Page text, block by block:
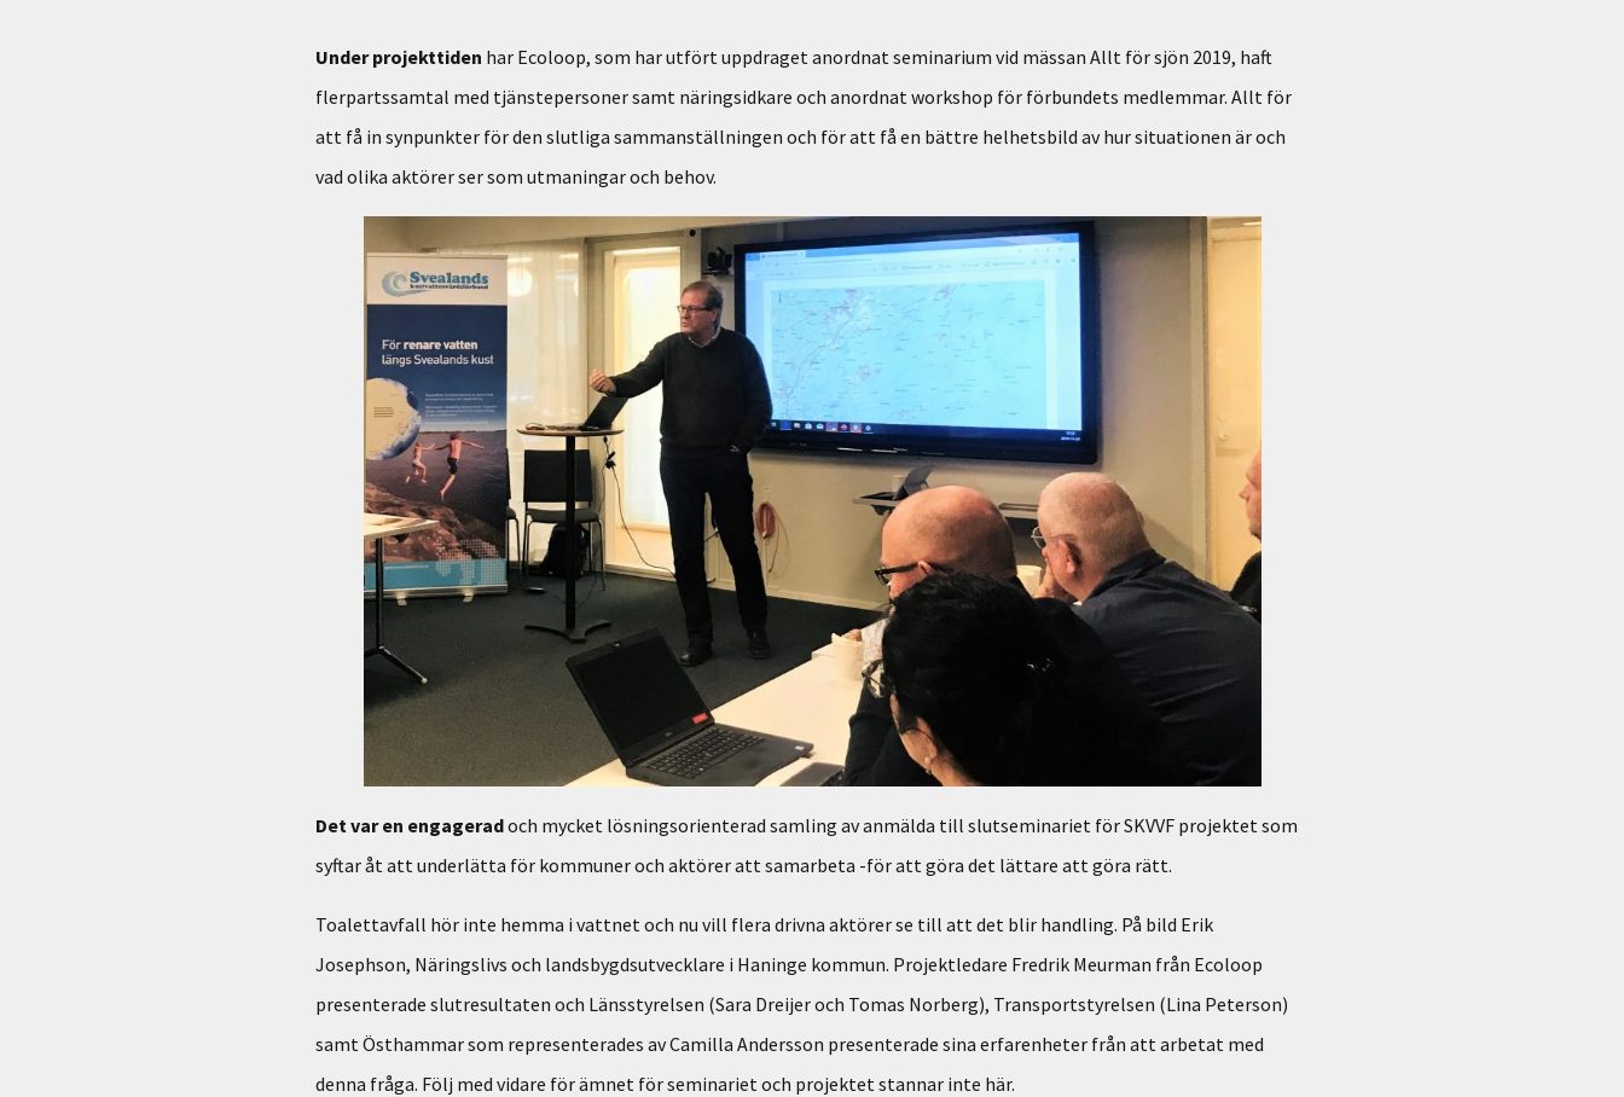
Under projekttiden har Ecoloop, som har utfört uppdraget anordnat seminarium vid mässan Allt för sjön 2019, haft
flerpartssamtal med tjänstepersoner samt näringsidkare och anordnat workshop för förbundets medlemmar. Allt för
att få in synpunkter för den slutliga sammanställningen och för att få en bättre helhetsbild av hur situationen är och
vad olika aktörer ser som utmaningar och behov.
Det var en engageradoch mycket lösningsorienterad samling av anmälda till slutseminariet för SKVVF projektet som
syftar åt att underlätta för kommuner och aktörer att samarbeta -för att göra det lättare att göra rätt.
Toalettavfall hör inte hemma i vattnet och nu vill flera drivna aktörer se till att det blir handling. På bild Erik
Josephson, Näringslivs och landsbygdsutvecklare i Haninge kommun. Projektledare Fredrik Meurman från Ecoloop
presenterade slutresultaten och Länsstyrelsen (Sara Dreijer och Tomas Norberg), Transportstyrelsen (Lina Peterson)
samt Östhammar som representerades av Camilla Andersson presenterade sina erfarenheter från att arbetat med
denna fråga. Följ med vidare för ämnet för seminariet och projektet stannar inte här.